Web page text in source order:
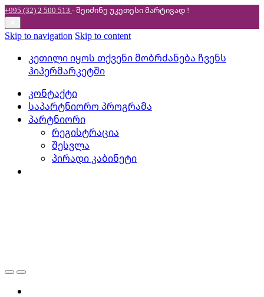
+995 (32) 2 500 513 - შეიძინე უკეთესიმარტივად !
Skip to navigation Skip to content
კეთილი იყოს თქვენი მობრძანება ჩვენს
ჰიპერმარკეტში
კონტაქტი
საპარტნიორო პროგრამა
პარტნიორი
რეგისტრაცია
შესვლა
პირადი კაბინეტი